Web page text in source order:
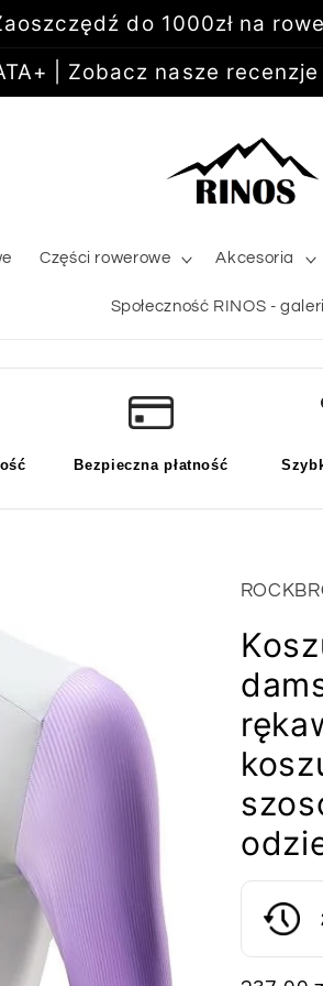
do 1000zł na
| Zobacz nasze
Części rowerowe Akcesoria
Społeczność RINOS -
Bezpieczna płatność